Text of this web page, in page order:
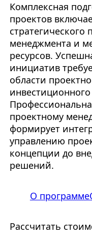
Комплексная
проектов
стратегического
менеджмента и
ресурсов.
инициатив
области
проектному
формирует
управлению
концепции до
решений.
О программе
Рассчитать